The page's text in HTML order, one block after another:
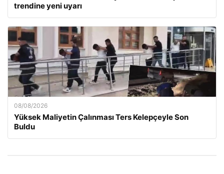
trendine yeni uyarı
08/08/2026
Yüksek Maliyetin Çalınması Ters Kelepçeyle Son
Buldu